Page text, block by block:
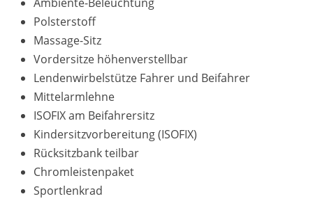
Polsterstoff
Massage-Sitz
Vordersitze höhenverstellbar
Lendenwirbelstütze Fahrer und Beifahrer
Mittelarmlehne
ISOFIX am Beifahrersitz
Kindersitzvorbereitung (ISOFIX)
Rücksitzbank teilbar
Chromleistenpaket
Sportlenkrad